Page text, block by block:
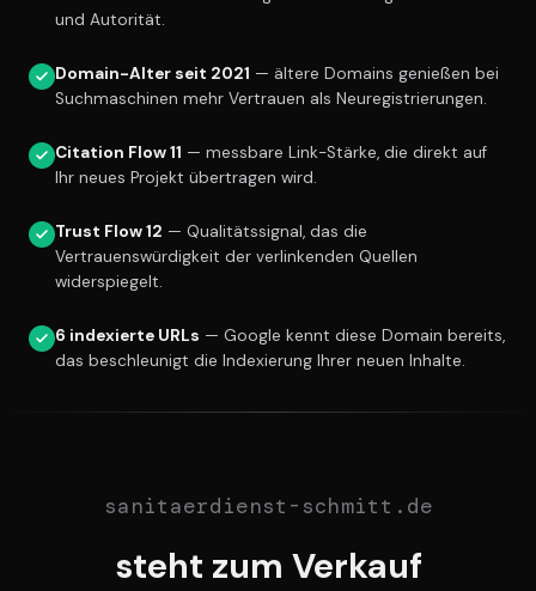
und Autorität.
Domain-Alter seit 2021 — ältere Domains genießen bei
Suchmaschinen mehr Vertrauen als Neuregistrierungen.
Citation Flow 11 — messbare Link-Stärke, die direkt auf
Ihr neues Projekt übertragen wird.
Trust Flow 12 — Qualitätssignal, das die
Vertrauenswürdigkeit der verlinkenden Quellen
widerspiegelt.
6 indexierte URLs — Google kennt diese Domain bereits,
das beschleunigt die Indexierung Ihrer neuen Inhalte.
sanitaerdienst-schmitt.de
steht zum Verkauf